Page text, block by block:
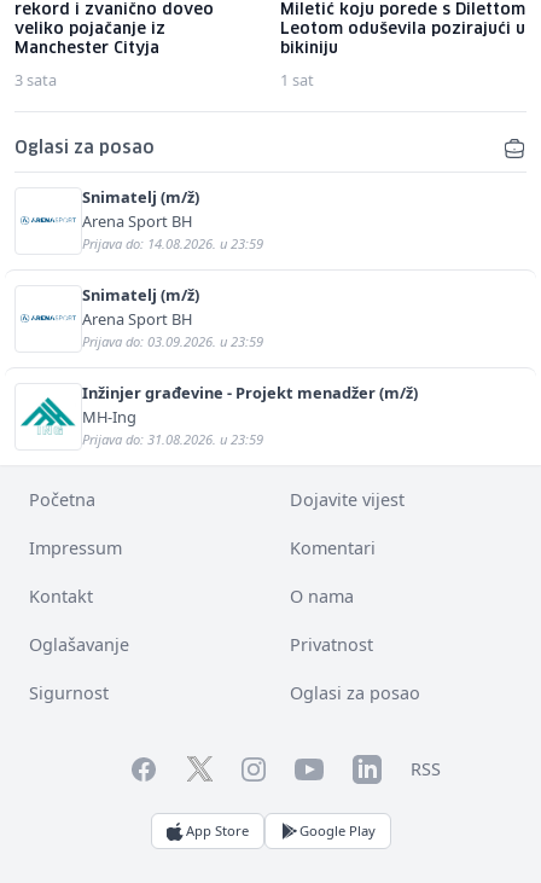
rekord i zvanično doveo
veliko pojačanje iz
Manchester Cityja
3 sata
Miletić koju porede s Dilettom
Leotom oduševila pozirajući u
bikiniju
1 sat
Oglasi za posao
Snimatelj (m/ž)
Arena Sport BH
Prijava do: 14.08.2026. u 23:59
Snimatelj (m/ž)
Arena Sport BH
Prijava do: 03.09.2026. u 23:59
Inžinjer građevine - Projekt menadžer (m/ž)
MH-Ing
Prijava do: 31.08.2026. u 23:59
Početna Dojavite vijest
Impressum Komentari
Kontakt O nama
Oglašavanje Privatnost
Sigurnost Oglasi za posao
FacebookTwitterInstagramYouTubeLinkedInRSS
App Store Google Play